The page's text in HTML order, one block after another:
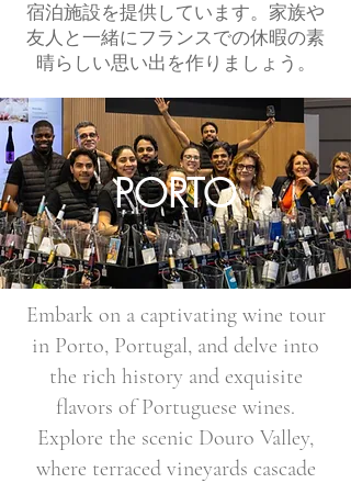
宿泊施設を提供しています。家族や
友人と一緒にフランスでの休暇の素
晴らしい思い出を作りましょう。
PORTO
Embark on a captivating wine tour
in Porto, Portugal, and delve into
the rich history and exquisite
flavors of Portuguese wines.
Explore the scenic Douro Valley,
where terraced vineyards cascade